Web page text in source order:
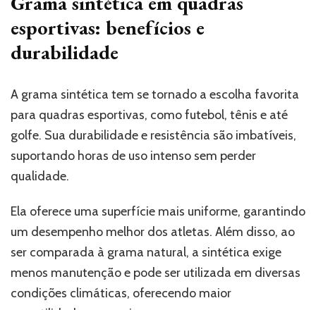
esportivas: benefícios e
durabilidade
A grama sintética tem se tornado a escolha favorita
para quadras esportivas, como futebol, tênis e até
golfe. Sua durabilidade e resistência são imbatíveis,
suportando horas de uso intenso sem perder
qualidade.
Ela oferece uma superfície mais uniforme, garantindo
um desempenho melhor dos atletas. Além disso, ao
ser comparada à grama natural, a sintética exige
menos manutenção e pode ser utilizada em diversas
condições climáticas, oferecendo maior